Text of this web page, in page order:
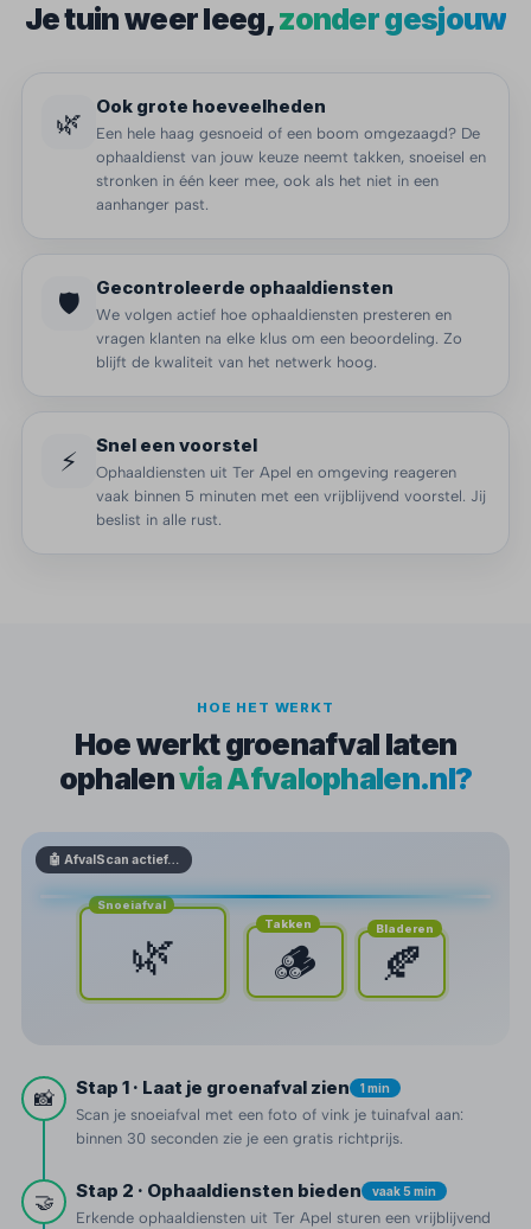
Je tuin weer leeg,zonder gesjouw
🌿 Ook grote hoeveelheden
Een hele haag gesnoeid of een boom omgezaagd? De
ophaaldienst van jouw keuze neemt takken, snoeisel en
stronken in één keer mee, ook als het niet in een
aanhanger past.
🛡️ Gecontroleerde ophaaldiensten
We volgen actief hoe ophaaldiensten presteren en
vragen klanten na elke klus om een beoordeling. Zo
blijft de kwaliteit van het netwerk hoog.
⚡ Snel een voorstel
Ophaaldiensten uit Ter Apel en omgeving reageren
vaak binnen 5 minuten met een vrijblijvend voorstel. Jij
beslist in alle rust.
HOE HET WERKT
Hoe werkt groenafval laten
ophalenvia Afvalophalen.nl?
🤖 AfvalScan actief…
Snoeiafval
🌿
Takken
🪵
Bladeren
🍂
📸 Stap 1 · Laat je groenafval zien 1 min
Scan je snoeiafval met een foto of vink je tuinafval aan:
binnen 30 seconden zie je een gratis richtprijs.
🤝 Stap 2 · Ophaaldiensten bieden vaak 5 min
Erkende ophaaldiensten uit Ter Apel sturen een vrijblijvend